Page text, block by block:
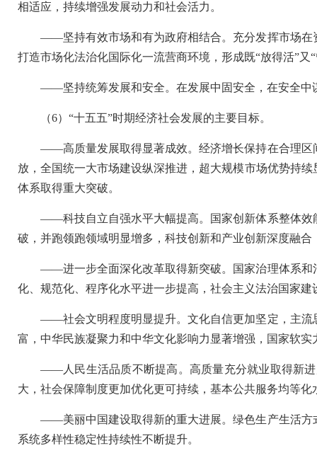
相适应，持续增强发展动力和社会活力。
——坚持有效市场和有为政府相结合。充分发挥市场在
打造市场化法治化国际化一流营商环境，形成既“放得活”又
——坚持统筹发展和安全。在发展中固安全，在安全中
（6）“十五五”时期经济社会发展的主要目标。
——高质量发展取得显著成效。经济增长保持在合理区
放，全国统一大市场建设纵深推进，超大规模市场优势持
体系取得重大突破。
——科技自立自强水平大幅提高。国家创新体系整体效
破，并跑领跑领域明显增多，科技创新和产业创新深度融
——进一步全面深化改革取得新突破。国家治理体系和
化、规范化、程序化水平进一步提高，社会主义法治国家建
——社会文明程度明显提升。文化自信更加坚定，主流
富，中华民族凝聚力和中华文化影响力显著增强，国家软实
——人民生活品质不断提高。高质量充分就业取得新
大，社会保障制度更加优化更可持续，基本公共服务均等化
——美丽中国建设取得新的重大进展。绿色生产生活方
系统多样性稳定性持续性不断提升。